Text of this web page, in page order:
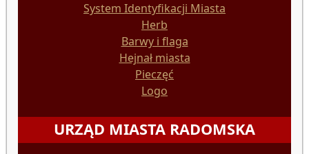
System Identyfikacji Miasta
Herb
Barwy i flaga
Hejnał miasta
Pieczęć
Logo
URZĄD MIASTA RADOMSKA